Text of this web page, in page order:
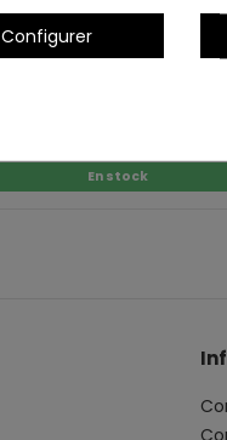
En stock
Configurer